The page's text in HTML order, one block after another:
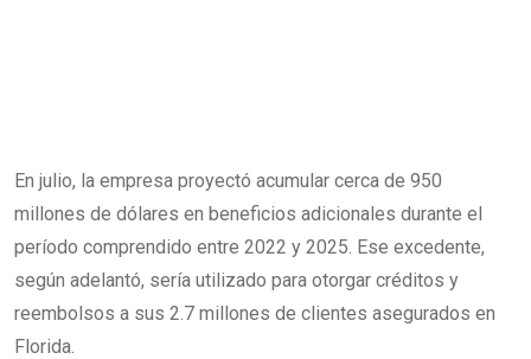
En julio, la empresa proyectó acumular cerca de 950
millones de dólares en beneficios adicionales durante el
período comprendido entre 2022 y 2025. Ese excedente,
según adelantó, sería utilizado para otorgar créditos y
reembolsos a sus 2.7 millones de clientes asegurados en
Florida.